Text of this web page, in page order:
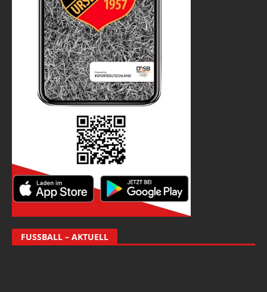
FUSSBALL – AKTUELL